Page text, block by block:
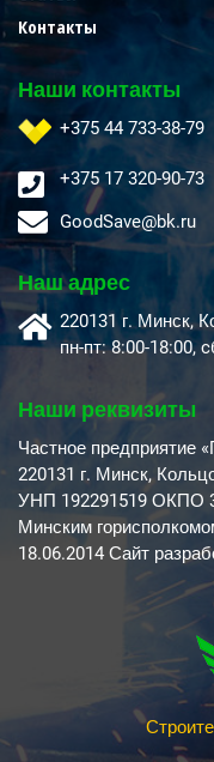
Контакты
Наши контакты
+375 44 733-38-79
+375 17 320-90-73
GoodSave@bk.ru
Наш адрес
220131 г. Минск,
пн-пт: 8:00-18:00,
Наши реквизиты
Частное предприятие
220131 г. Минск,
УНП 192291519 ОКПО
Минским
18.06.2014 Сайт